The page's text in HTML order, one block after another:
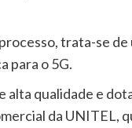
trata-se
para o 5G.
alta qualidade e
da UNITEL,